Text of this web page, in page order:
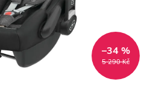
5 290 Kč
–34 %